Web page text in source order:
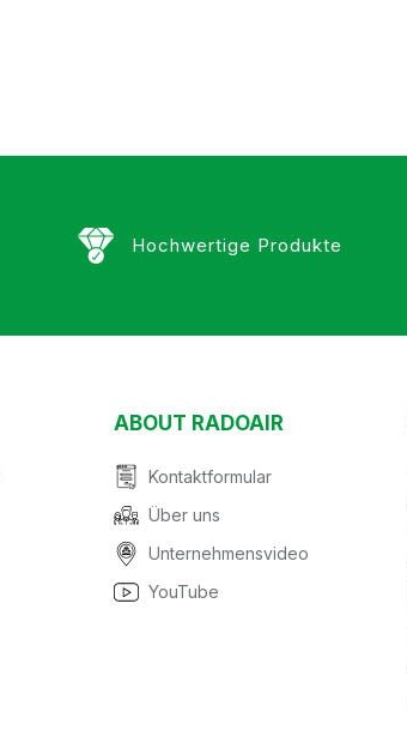
Hochwertige Produkte
ABOUT RADOAIR
Kontaktformular
Über uns
Unternehmensvideo
YouTube